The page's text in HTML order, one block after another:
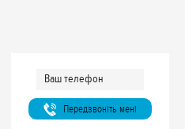
Передзвонiть менi